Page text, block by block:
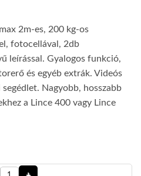
2m-es, 200 kg-os
fotocellával, 2db
leírással. Gyalogos funkció,
és egyéb extrák. Videós
Nagyobb, hosszabb
a Lince 400 vagy Lince